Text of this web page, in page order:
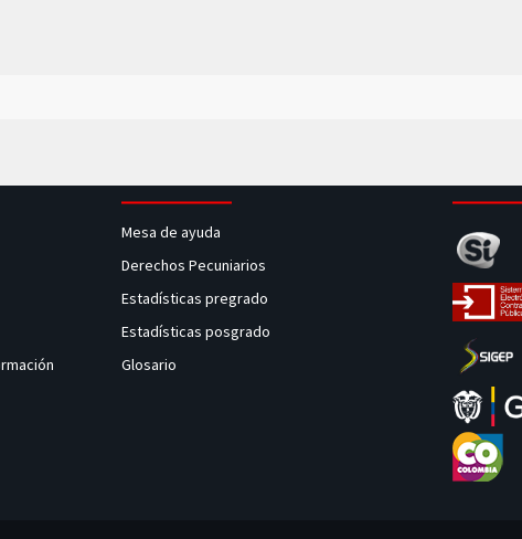
Mesa de ayuda
Derechos Pecuniarios
Estadísticas pregrado
Estadísticas posgrado
Glosario